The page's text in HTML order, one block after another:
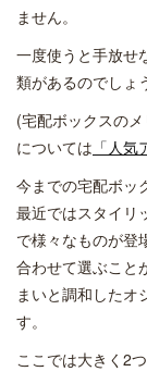
ません。
一度使うと手放せ
類があるのでしょ
(宅配ボックスの
については 「人
今までの宅配ボッ
最近ではスタイリ
で様々なものが登
合わせて選ぶこと
まいと調和したオ
す。
ここでは大きく2